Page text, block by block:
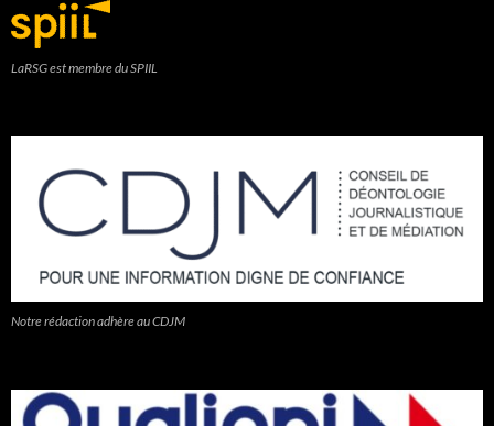
LaRSG est membre du SPIIL
Notre rédaction adhère au CDJM